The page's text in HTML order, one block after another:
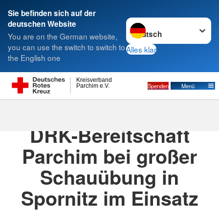
Sie befinden sich auf der
deutschen Website
You are on the German website,
you can use the switch to switch to
the English one
Sprache wechseln zu
Alles klar
Parchim e.V.
Kreisverband
Spenden Menü
Suche
DRK-Bereitschaft
Parchim bei großer
Schauübung in
Spornitz im Einsatz